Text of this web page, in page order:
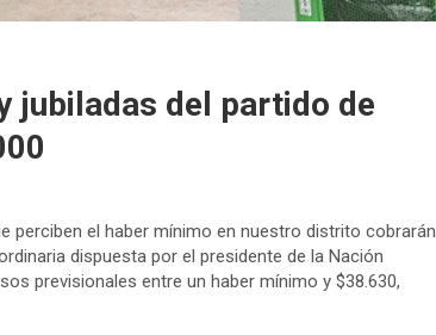
jubiladas del partido de
perciben el haber mínimo en nuestro distrito cobrarán
dispuesta por el presidente de la Nación
previsionales entre un haber mínimo y $38.630,